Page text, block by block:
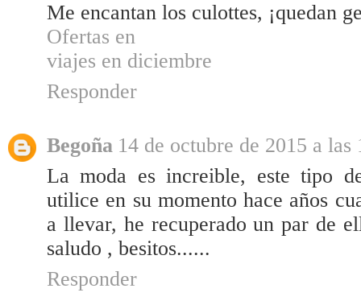
Me encantan los culottes, ¡quedan
Ofertas en
viajes en diciembre
Responder
Begoña 14 de octubre de 2015 a las
La moda es increible, este tipo
utilice en su momento hace años
a llevar, he recuperado un par de
saludo , besitos......
Responder